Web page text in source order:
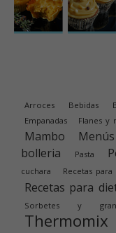
Arroces Bebidas
Empanadas Flanes y
Mambo
bolleria
Pasta
cuchara
Recetas
Recetas para
Sorbetes y
Thermomix